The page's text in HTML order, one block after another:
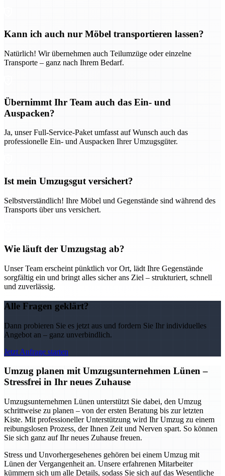
Kann ich auch nur Möbel transportieren lassen?
Natürlich! Wir übernehmen auch Teilumzüge oder einzelne
Transporte – ganz nach Ihrem Bedarf.
Übernimmt Ihr Team auch das Ein- und
Auspacken?
Ja, unser Full-Service-Paket umfasst auf Wunsch auch das
professionelle Ein- und Auspacken Ihrer Umzugsgüter.
Ist mein Umzugsgut versichert?
Selbstverständlich! Ihre Möbel und Gegenstände sind während des
Transports über uns versichert.
Wie läuft der Umzugstag ab?
Unser Team erscheint pünktlich vor Ort, lädt Ihre Gegenstände
sorgfältig ein und bringt alles sicher ans Ziel – strukturiert, schnell
und zuverlässig.
Alle Fragen geklärt?
Dann probieren Sie es jetzt aus und fordern Sie Ihr individuelles
Angebot an – ganz unverbindlich.
Jetzt Anfrage starten
Umzug planen mit Umzugsunternehmen Lünen –
Stressfrei in Ihr neues Zuhause
Umzugsunternehmen Lünen unterstützt Sie dabei, den Umzug
schrittweise zu planen – von der ersten Beratung bis zur letzten
Kiste. Mit professioneller Unterstützung wird Ihr Umzug zu einem
reibungslosen Prozess, der Ihnen Zeit und Nerven spart. So können
Sie sich ganz auf Ihr neues Zuhause freuen.
Stress und Unvorhergesehenes gehören bei einem Umzug mit
Lünen der Vergangenheit an. Unsere erfahrenen Mitarbeiter
kümmern sich um alle Details, sodass Sie sich auf das Wesentliche